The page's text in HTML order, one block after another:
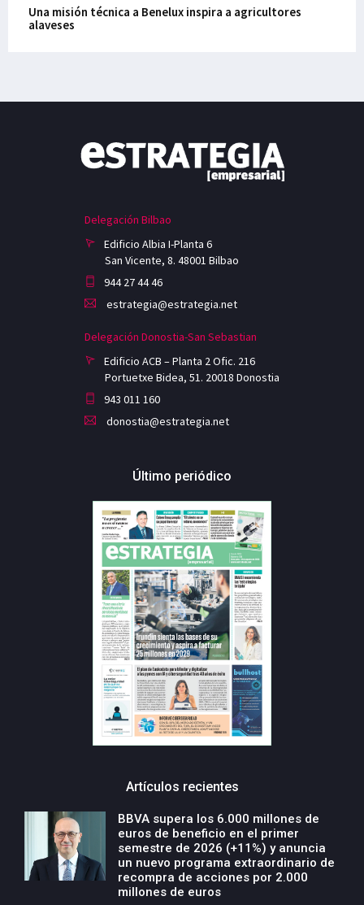
Una misión técnica a Benelux inspira a agricultores
alaveses
Delegación Bilbao
Edificio Albia I-Planta 6
San Vicente, 8. 48001 Bilbao
944 27 44 46
estrategia@estrategia.net
Delegación Donostia-San Sebastian
Edificio ACB – Planta 2 Ofic. 216
Portuetxe Bidea, 51. 20018 Donostia
943 011 160
donostia@estrategia.net
Último periódico
Artículos recientes
BBVA supera los 6.000 millones de
euros de beneficio en el primer
semestre de 2026 (+11%) y anuncia
un nuevo programa extraordinario de
recompra de acciones por 2.000
millones de euros